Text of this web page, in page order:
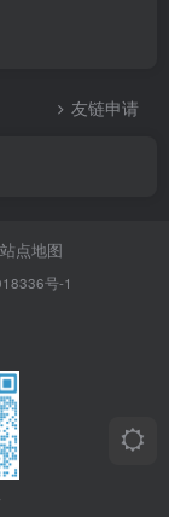
友链申请
站点地图
号-1